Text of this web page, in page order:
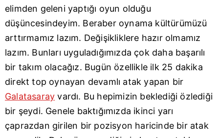
elimden geleni yaptığı oyun olduğu
düşüncesindeyim. Beraber oynama kültürümüzü
arttırmamız lazım. Değişikliklere hazır olmamız
lazım. Bunları uyguladığımızda çok daha başarılı
bir takım olacağız. Bugün özellikle ilk 25 dakika
direkt top oynayan devamlı atak yapan bir
Galatasaray vardı. Bu hepimizin beklediği özlediği
bir şeydi. Genele baktığımızda ikinci yarı
çaprazdan girilen bir pozisyon haricinde bir atak